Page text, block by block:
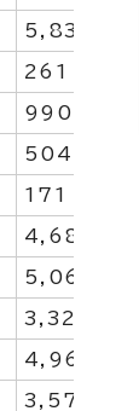
5,830
261
990
504
171
4,682
5,061
3,322
4,962
3,570